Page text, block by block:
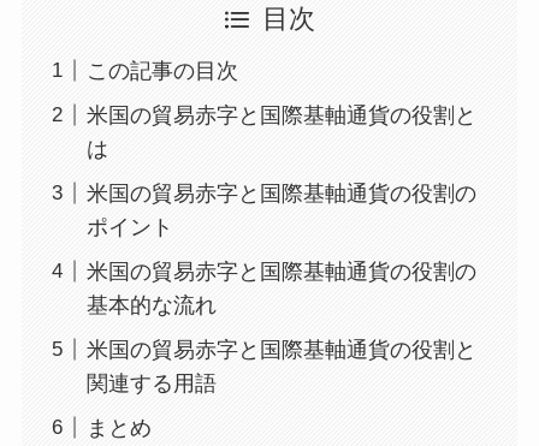
目次
この記事の目次
米国の貿易赤字と国際基軸通貨の役割と
は
米国の貿易赤字と国際基軸通貨の役割の
ポイント
米国の貿易赤字と国際基軸通貨の役割の
基本的な流れ
米国の貿易赤字と国際基軸通貨の役割と
関連する用語
まとめ